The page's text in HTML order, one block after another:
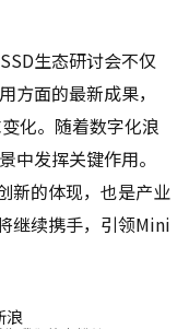
生态研讨会不仅
方面的最新成果，
化。随着数字化浪
中发挥关键作用。
新的体现，也是产业
继续携手，引领Mini
浪